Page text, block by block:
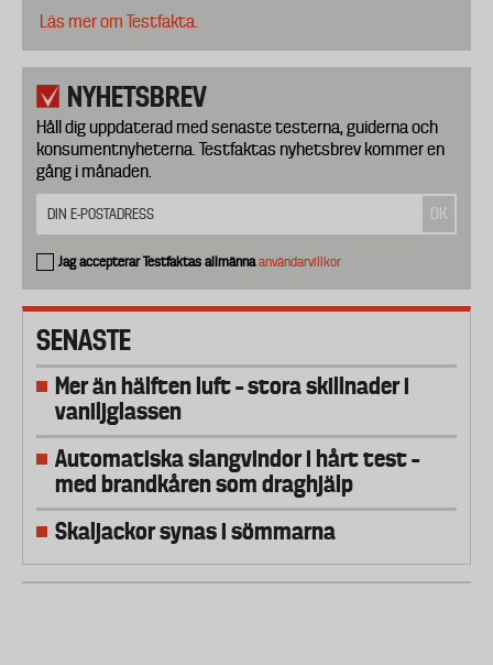
Läs mer om Testfakta.
NYHETSBREV
Håll dig uppdaterad med senaste testerna, guiderna och
konsumentnyheterna. Testfaktas nyhetsbrev kommer en
gång i månaden.
Jag accepterar Testfaktas allmännaanvändarvillkor
SENASTE
Mer än hälften luft – stora skillnader i
vaniljglassen
Automatiska slangvindor i hårt test –
med brandkåren som draghjälp
Skaljackor synas i sömmarna